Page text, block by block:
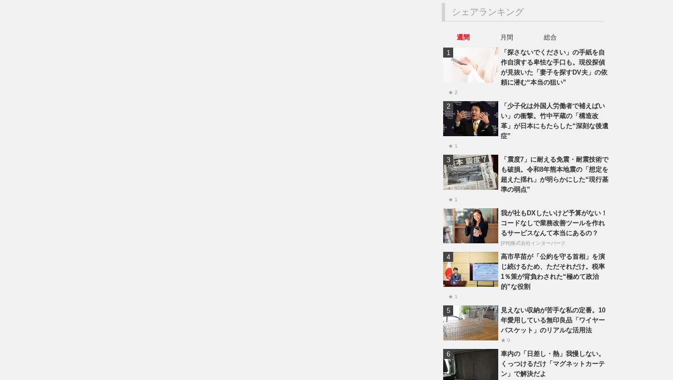
シェアランキング
週間 月間
総合
「探さないでください」の手紙を自
作自演する卑怯な手口も。現役探偵
が見抜いた「妻子を探すDV夫」の依
頼に潜む“本当の狙い”
★ 2
「少子化は外国人労働者で補えばい
い」の衝撃。竹中平蔵の「構造改
革」が日本にもたらした“深刻な後遺
症”
★ 1
「震度7」に耐える免震・耐震技術で
も破損。令和8年熊本地震の「想定を
超えた揺れ」が明らかにした“現行基
準の弱点”
★ 1
我が社もDXしたいけど予算がない！
コードなしで業務改善ツールを作れ
るサービスなんて本当にあるの？
[PR]株式会社インターパーク
高市早苗が「公約を守る首相」を演
じ続けるため、ただそれだけ。税率
1％策が背負わされた“極めて政治
的”な役割
★ 1
見えない収納が苦手な私の定番。10
年愛用している無印良品「ワイヤー
バスケット」のリアルな活用法
★ 0
車内の「日差し・熱」我慢しない。
くっつけるだけ「マグネットカーテ
ン」で解決だよ